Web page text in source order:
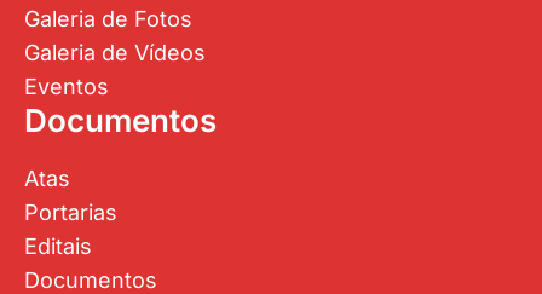
Galeria de Fotos
Galeria de Vídeos
Eventos
Documentos
Atas
Portarias
Editais
Documentos